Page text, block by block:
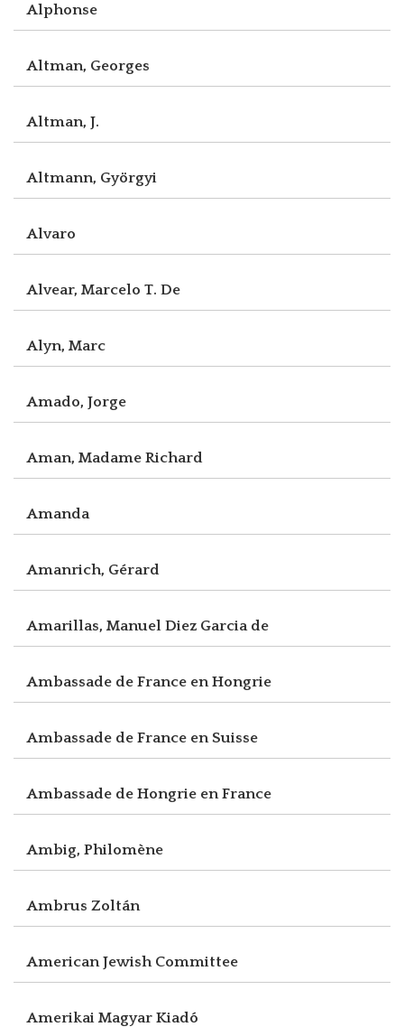
Alphonse
Altman, Georges
Altman, J.
Altmann, Györgyi
Alvaro
Alvear, Marcelo T. De
Alyn, Marc
Amado, Jorge
Aman, Madame Richard
Amanda
Amanrich, Gérard
Amarillas, Manuel Diez Garcia de
Ambassade de France en Hongrie
Ambassade de France en Suisse
Ambassade de Hongrie en France
Ambig, Philomène
Ambrus Zoltán
American Jewish Committee
Amerikai Magyar Kiadó